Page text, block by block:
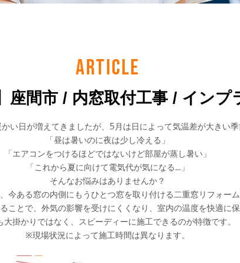
ARTICLE
座間市 / 内窓取付工事 / インプ